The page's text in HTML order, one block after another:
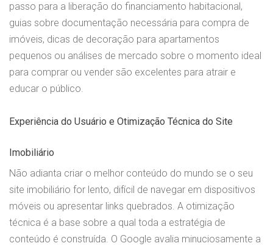
passo para a liberação do financiamento habitacional,
guias sobre documentação necessária para compra de
imóveis, dicas de decoração para apartamentos
pequenos ou análises de mercado sobre o momento ideal
para comprar ou vender são excelentes para atrair e
educar o público.
Experiência do Usuário e Otimização Técnica do Site
Imobiliário
Não adianta criar o melhor conteúdo do mundo se o seu
site imobiliário for lento, difícil de navegar em dispositivos
móveis ou apresentar links quebrados. A otimização
técnica é a base sobre a qual toda a estratégia de
conteúdo é construída. O Google avalia minuciosamente a